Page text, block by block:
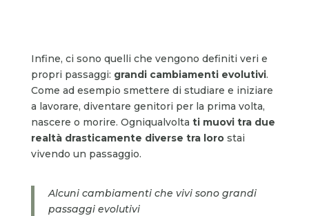
Infine, ci sono quelli che vengono definiti veri e
propri passaggi: grandi cambiamenti evolutivi.
Come ad esempio smettere di studiare e iniziare
a lavorare, diventare genitori per la prima volta,
nascere o morire. Ogniqualvolta ti muovi tra due
realtà drasticamente diverse tra lorostai
vivendo un passaggio.
Alcuni cambiamenti che vivi sono grandi
passaggi evolutivi